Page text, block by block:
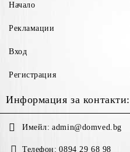
Начало
Рекламации
Вход
Регистрация
Информация за контакти:
Имейл: admin@domved.bg
Телефон: 0894 29 68 98